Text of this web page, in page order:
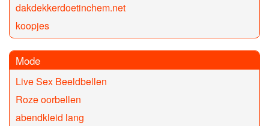
dakdekkerdoetinchem.net
koopjes
Mode
Live Sex Beeldbellen
Roze oorbellen
abendkleid lang